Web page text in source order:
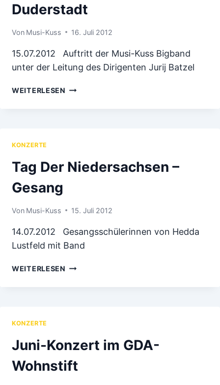
Duderstadt
Von Musi-Kuss 16. Juli 2012
15.07.2012 Auftritt der Musi-Kuss Bigband
unter der Leitung des Dirigenten Jurij Batzel
WEITERLESEN TAG
KONZERTE
Tag Der Niedersachsen –
Gesang
Von Musi-Kuss 15. Juli 2012
14.07.2012 Gesangsschülerinnen von Hedda
Lustfeld mit Band
WEITERLESEN TAG
KONZERTE
Juni-Konzert im GDA-
Wohnstift